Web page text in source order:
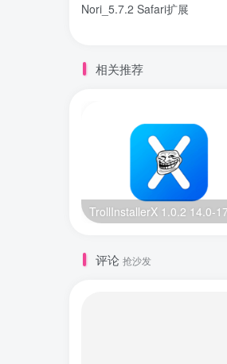
Nori_5.7.2 Safari扩展
相关推荐
评论 抢沙发